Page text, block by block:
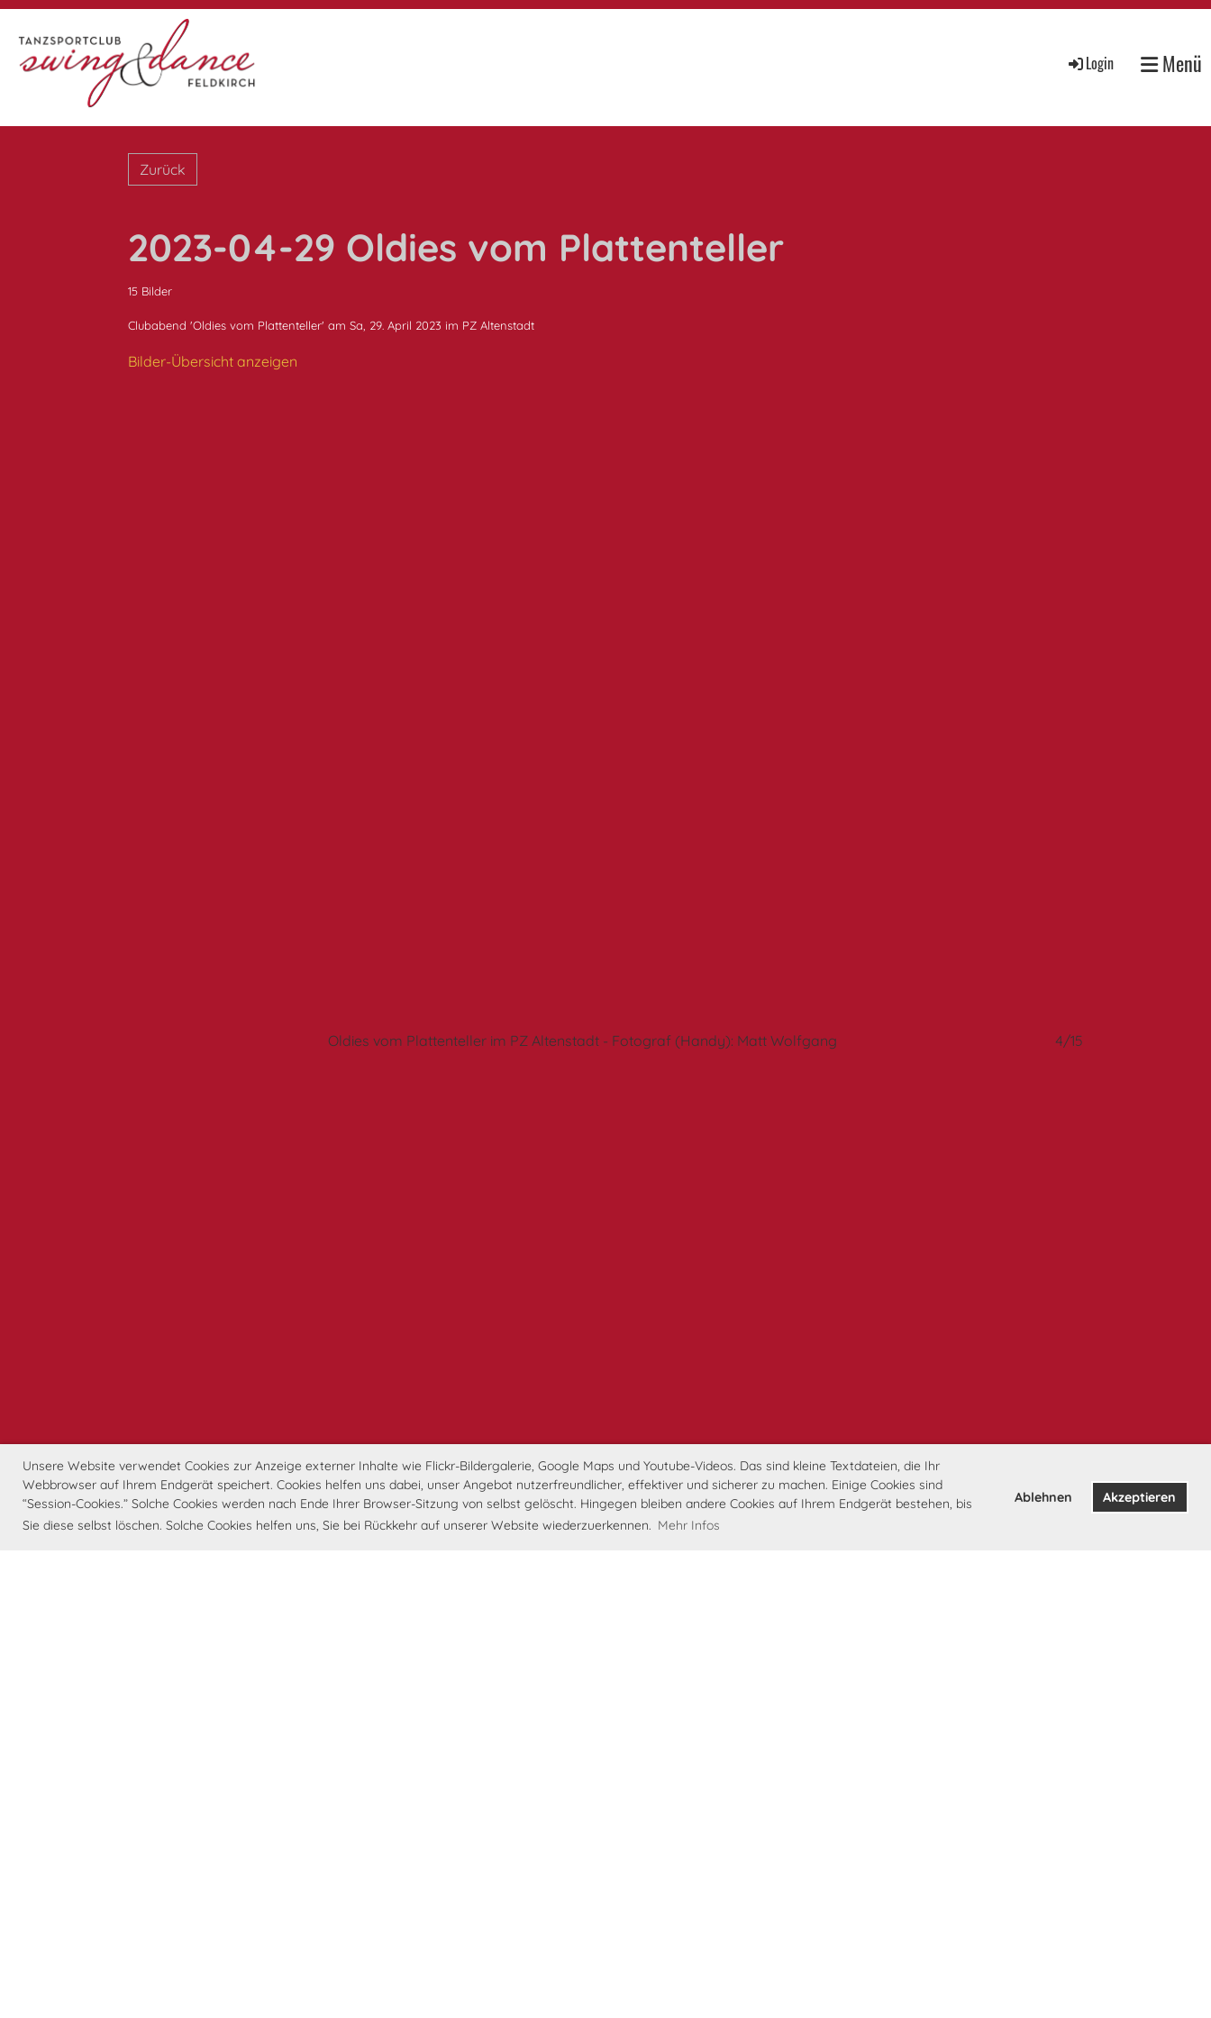
Unsere Website verwendet Cookies zur Anzeige externer Inhalte wie Flickr-Bildergalerie, Google Maps und Youtube-Videos. Das sind kleine Textdateien, die Ihr
Webbrowser auf Ihrem Endgerät speichert. Cookies helfen uns dabei, unser Angebot nutzerfreundlicher, effektiver und sicherer zu machen. Einige Cookies sind
“Session-Cookies.” Solche Cookies werden nach Ende Ihrer Browser-Sitzung von selbst gelöscht. Hingegen bleiben andere Cookies auf Ihrem Endgerät bestehen, bis
Sie diese selbst löschen. Solche Cookies helfen uns, Sie bei Rückkehr auf unserer Website wiederzuerkennen. Mehr Infos
Ablehnen Akzeptieren
Login Menü
Zurück
2023-04-29 Oldies vom Plattenteller
15 Bilder
Clubabend 'Oldies vom Plattenteller' am Sa, 29. April 2023 im PZ Altenstadt
Bilder-Übersicht anzeigen
Oldies vom Plattenteller im PZ Altenstadt - Fotograf (Handy): Matt Wolfgang 4/15